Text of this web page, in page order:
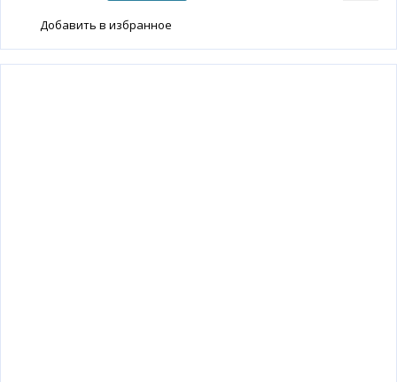
Добавить в избранное